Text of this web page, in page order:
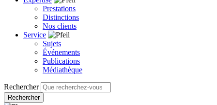
Prestations
Distinctions
Nos clients
Service
Sujets
Événements
Publications
Médiathèque
Rechercher